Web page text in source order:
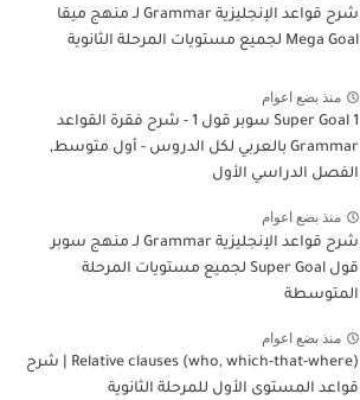
شرح قواعد الإنجليزية Grammar لـ منهج ميقا
Mega Goal لجميع مستويات المرحلة الثانوية
منذ بضع اعوام
Super Goal 1 سوبر قول 1 - شرح فقرة القواعد
Grammar بالعربي لكل الدروس - أول متوسط,
الفصل الدراسي الأول
منذ بضع اعوام
شرح قواعد الإنجليزية Grammar لـ منهج سوبر
قول Super Goal لجميع مستويات المرحلة
المتوسطة
منذ بضع اعوام
Relative clauses (who, which-that-where) | شرح
قواعد المستوى الأول للمرحلة الثانوية